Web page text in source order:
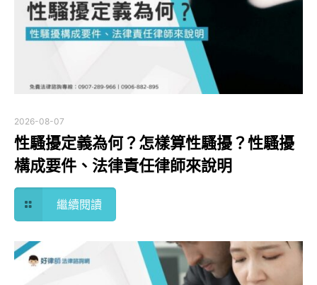
2026-08-07
性騷擾定義為何？怎樣算性騷擾？性騷擾
構成要件、法律責任律師來說明
繼續閱讀